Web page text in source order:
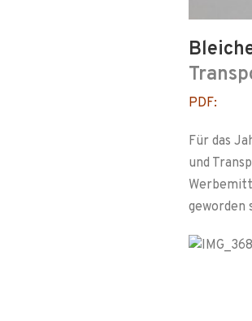
PDF:
Für das
und
geworden